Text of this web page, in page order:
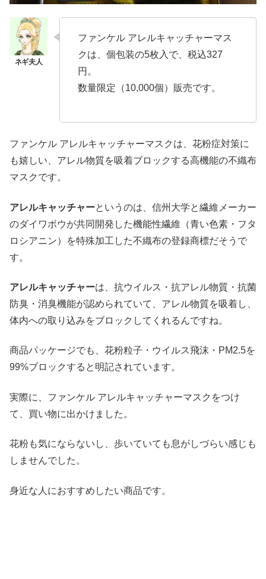
ファンケル アレルキャッチャーマス
クは、個包装の5枚入で、税込327
円。
数量限定（10,000個）販売です。
ファンケル アレルキャッチャーマスクは、花粉症対策に
も嬉しい、アレル物質を吸着ブロックする高機能の不織布
マスクです。
アレルキャッチャーというのは、信州大学と繊維メーカー
のダイワボウが共同開発した機能性繊維（青い色素・フタ
ロシアニン）を特殊加工した不織布の登録商標だそうで
す。
アレルキャッチャーは、抗ウイルス・抗アレル物質・抗菌
防臭・消臭機能が認められていて、アレル物質を吸着し、
体内への取り込みをブロックしてくれるんですね。
商品パッケージでも、花粉粒子・ウイルス飛沫・PM2.5を
99%ブロックすると明記されています。
実際に、ファンケル アレルキャッチャーマスクをつけ
て、買い物に出かけました。
花粉も気にならないし、歩いていても息がしづらい感じも
しませんでした。
身近な人におすすめしたい商品です。